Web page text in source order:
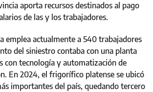
aporta recursos destinados al pago
de las y los trabajadores.
emplea actualmente a 540 trabajadores
del siniestro contaba con una planta
con tecnología y automatización de
En 2024, el frigorífico platense se ubicó
importantes del país, quedando tercero